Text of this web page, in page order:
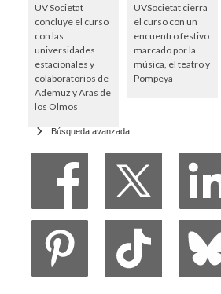
UV Societat
concluye el curso
con las
universidades
estacionales y
colaboratorios de
Ademuz y Aras de
los Olmos
UVSocietat cierra
el curso con un
encuentro festivo
marcado por la
música, el teatro y
Pompeya
Búsqueda avanzada